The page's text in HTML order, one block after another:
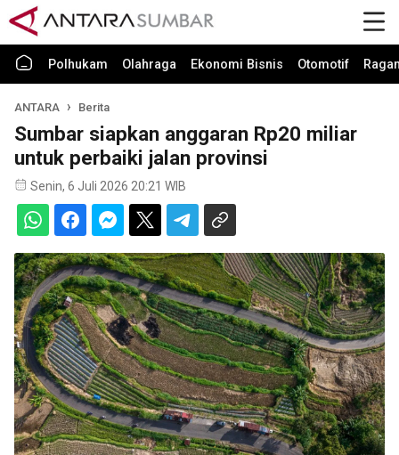
Polhukam Olahraga Ekonomi Bisnis Otomotif
ANTARA Berita
Sumbar siapkan anggaran Rp20 miliar
untuk perbaiki jalan provinsi
Senin, 6 Juli 2026 20:21 WIB